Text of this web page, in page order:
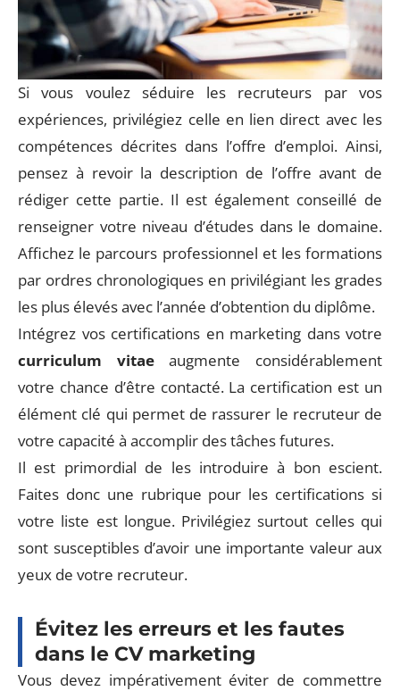
Si vous voulez séduire les recruteurs par vos
expériences, privilégiez celle en lien direct avec les
compétences décrites dans l’offre d’emploi. Ainsi,
pensez à revoir la description de l’offre avant de
rédiger cette partie. Il est également conseillé de
renseigner votre niveau d’études dans le domaine.
Affichez le parcours professionnel et les formations
par ordres chronologiques en privilégiant les grades
les plus élevés avec l’année d’obtention du diplôme.
Intégrez vos certifications en marketing dans votre
curriculum vitaeaugmente considérablement
votre chance d’être contacté. La certification est un
élément clé qui permet de rassurer le recruteur de
votre capacité à accomplir des tâches futures.
Il est primordial de les introduire à bon escient.
Faites donc une rubrique pour les certifications si
votre liste est longue. Privilégiez surtout celles qui
sont susceptibles d’avoir une importante valeur aux
yeux de votre recruteur.
Évitez les erreurs et les fautes
dans le CV marketing
Vous devez impérativement éviter de commettre